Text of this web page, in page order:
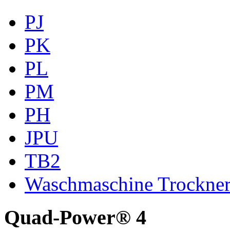
PJ
PK
PL
PM
PH
JPU
TB2
Waschmaschine
Quad-Power® 4